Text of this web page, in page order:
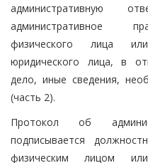
административную
административное
физического лица
юридического лица, в
дело, иные сведения,
(часть 2).
Протокол об
подписывается
физическим лицом